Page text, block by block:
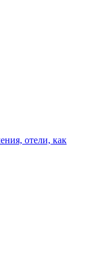
отели, как